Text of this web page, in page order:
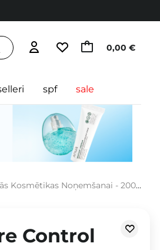
0,00 €
spf sale
Noņemšanai - 200ml
Control